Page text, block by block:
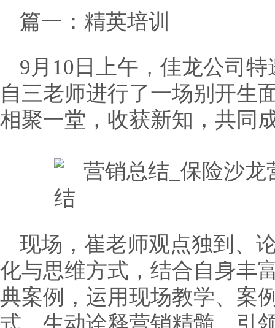
篇一：精英培训
9月10日上午，佳龙公司
自三老师进行了一场别开生
相聚一堂，收获新知，共同
现场，崔老师观点独到、
化与思维方式，结合自身丰
典案例，运用现场教学、案